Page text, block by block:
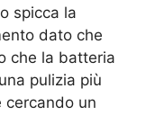
spicca la
dato che
che la batteria
pulizia più
cercando un